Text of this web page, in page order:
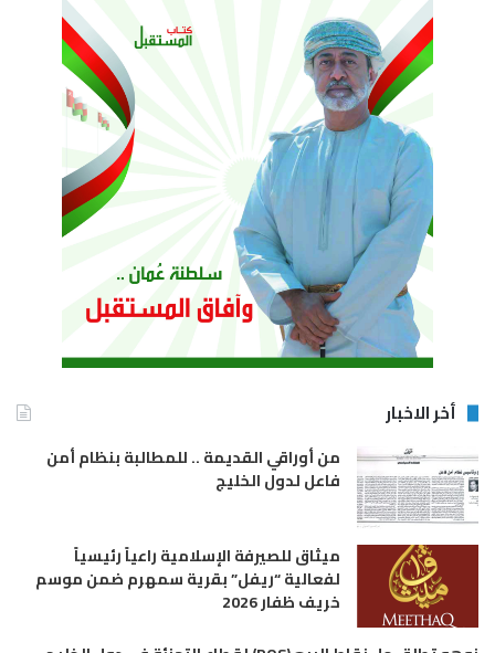
أخر الاخبار
من أوراقي القديمة .. للمطالبة بنظام أمن
فاعل لدول الخليج
ميثاق للصيرفة الإسلامية راعياً رئيسياً
لفعالية “ريفل” بقرية سمهرم ضمن موسم
خريف ظفار 2026